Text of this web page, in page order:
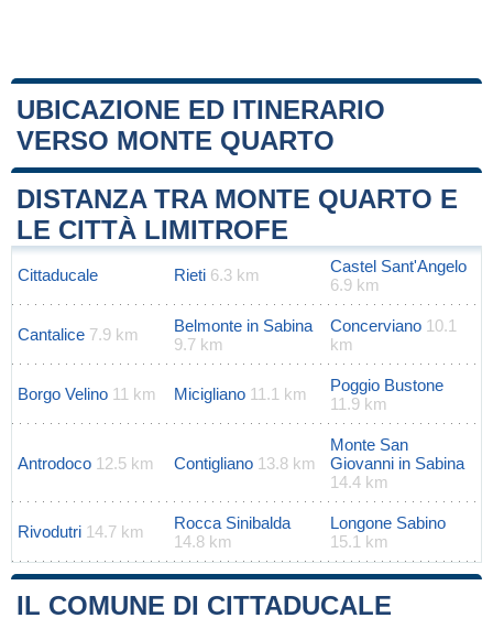
UBICAZIONE ED ITINERARIO
VERSO MONTE QUARTO
+
−
Leaflet|Map data © OpenStreetMap
DISTANZA TRA MONTE QUARTO E
LE CITTÀ LIMITROFE
Cittaducale Rieti 6.3 km
Castel Sant'Angelo
6.9 km
Cantalice 7.9 km
Belmonte in Sabina
9.7 km
Concerviano 10.1
km
Borgo Velino 11 km Micigliano 11.1 km
Poggio Bustone
11.9 km
Antrodoco 12.5 km Contigliano 13.8 km
Monte San
Giovanni in Sabina
14.4 km
Rivodutri 14.7 km
Rocca Sinibalda
14.8 km
Longone Sabino
15.1 km
IL COMUNE DI CITTADUCALE